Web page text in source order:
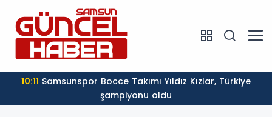
10:11
şampiyonu oldu